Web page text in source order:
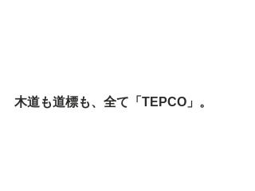
木道も道標も、全て「TEPCO」。